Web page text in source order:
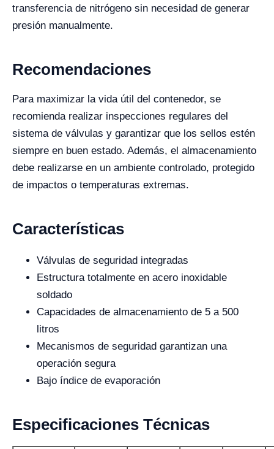
transferencia de nitrógeno sin necesidad de generar
presión manualmente.
Recomendaciones
Para maximizar la vida útil del contenedor, se
recomienda realizar inspecciones regulares del
sistema de válvulas y garantizar que los sellos estén
siempre en buen estado. Además, el almacenamiento
debe realizarse en un ambiente controlado, protegido
de impactos o temperaturas extremas.
Características
Válvulas de seguridad integradas
Estructura totalmente en acero inoxidable
soldado
Capacidades de almacenamiento de 5 a 500
litros
Mecanismos de seguridad garantizan una
operación segura
Bajo índice de evaporación
Especificaciones Técnicas